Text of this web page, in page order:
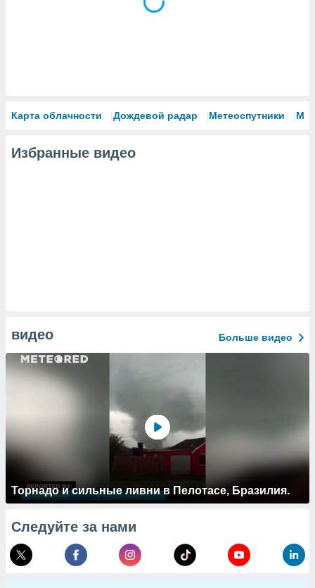
Карта облачности Дождевой радар Метеоспутники
Избранные видео
видео Больше видео
Торнадо и сильные ливни в Пелотасе, Бразилия.
Следуйте за нами